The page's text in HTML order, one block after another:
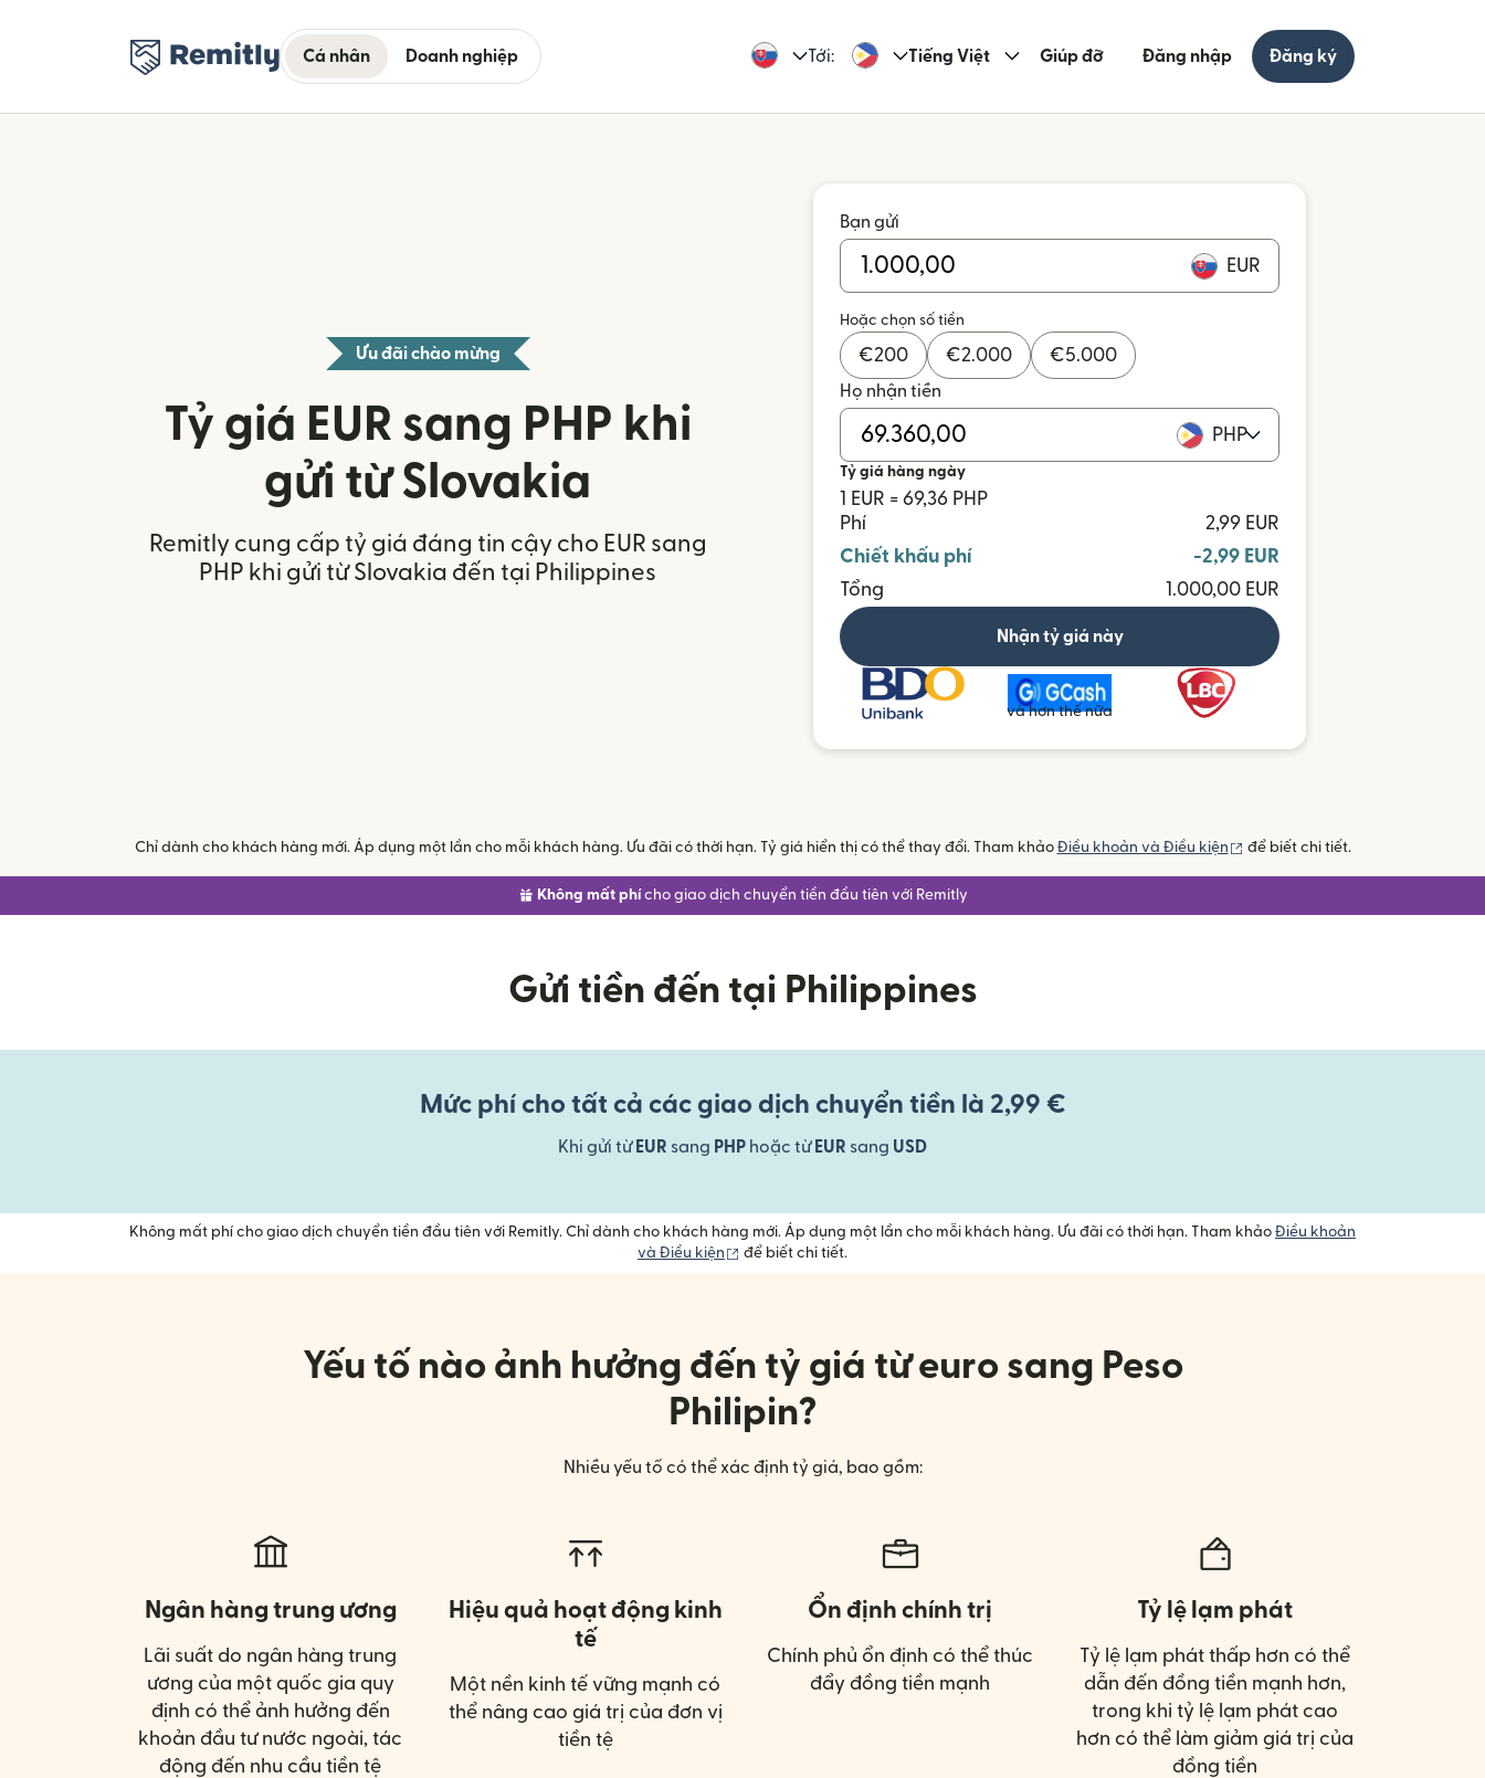
Cá nhân Doanh nghiệp Tới: Tiếng Việt Giúp đỡ Đăng nhập Đăng ký
Ưu đãi chào mừng
Tỷ giá EUR sang PHP khi
gửi từ Slovakia
Remitly cung cấp tỷ giá đáng tin cậy cho EUR sang
PHP khi gửi từ Slovakia đến tại Philippines
Bạn gửi
EUR
Hoặc chọn số tiền
€200 €2.000 €5.000
Họ nhận tiền
PHP
Tỷ giá hàng ngày
1 EUR = 69,36 PHP
Phí
2,99 EUR
Chiết khấu phí
-2,99 EUR
Tổng
1.000,00 EUR
Nhận tỷ giá này
và hơn thế nữa
Chỉ dành cho khách hàng mới. Áp dụng một lần cho mỗi khách hàng. Ưu đãi có thời hạn. Tỷ giá hiển thị có thể thay đổi. Tham khảo Điều khoản và Điều kiện (mở trong cửa sổ mới)
để biết chi tiết.
Không mất phícho giao dịch chuyển tiền đầu tiên với Remitly
Gửi tiền đến tại Philippines
Mức phí cho tất cả các giao dịch chuyển tiền là 2,99 €
Khi gửi từ EUR sang PHP hoặc từ EUR sang USD
Không mất phí cho giao dịch chuyển tiền đầu tiên với Remitly. Chỉ dành cho khách hàng mới. Áp dụng một lần cho mỗi khách hàng. Ưu đãi có thời hạn. Tham khảo Điều khoản
và Điều kiện
(mở trong cửa sổ mới)
để biết chi tiết.
Yếu tố nào ảnh hưởng đến tỷ giá từ euro sang Peso
Philipin?
Nhiều yếu tố có thể xác định tỷ giá, bao gồm:
Ngân hàng trung ương
Lãi suất do ngân hàng trung
ương của một quốc gia quy
định có thể ảnh hưởng đến
khoản đầu tư nước ngoài, tác
động đến nhu cầu tiền tệ
Hiệu quả hoạt động kinh
tế
Một nền kinh tế vững mạnh có
thể nâng cao giá trị của đơn vị
tiền tệ
Ổn định chính trị
Chính phủ ổn định có thể thúc
đẩy đồng tiền mạnh
Tỷ lệ lạm phát
Tỷ lệ lạm phát thấp hơn có thể
dẫn đến đồng tiền mạnh hơn,
trong khi tỷ lệ lạm phát cao
hơn có thể làm giảm giá trị của
đồng tiền